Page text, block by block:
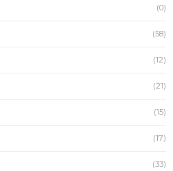
(0)
(58)
(12)
(21)
(15)
(17)
(33)